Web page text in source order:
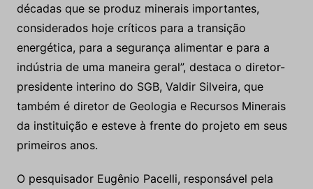
décadas que se produz minerais importantes,
considerados hoje críticos para a transição
energética, para a segurança alimentar e para a
indústria de uma maneira geral”, destaca o diretor-
presidente interino do SGB, Valdir Silveira, que
também é diretor de Geologia e Recursos Minerais
da instituição e esteve à frente do projeto em seus
primeiros anos.
O pesquisador Eugênio Pacelli, responsável pela